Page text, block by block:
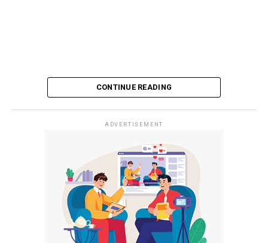
CONTINUE READING
ADVERTISEMENT